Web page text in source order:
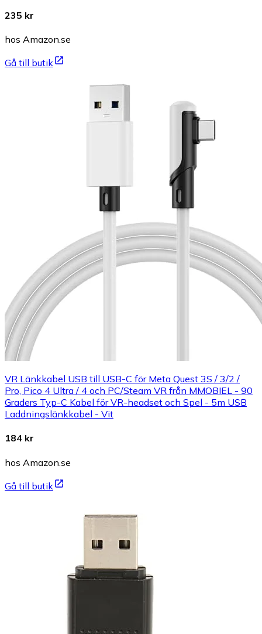
235 kr
hos Amazon.se
Gå till butik
VR Länkkabel USB till USB-C för Meta Quest 3S / 3/2 /
Pro, Pico 4 Ultra / 4 och PC/Steam VR från MMOBIEL - 90
Graders Typ-C Kabel för VR-headset och Spel - 5m USB
Laddningslänkkabel - Vit
184 kr
hos Amazon.se
Gå till butik